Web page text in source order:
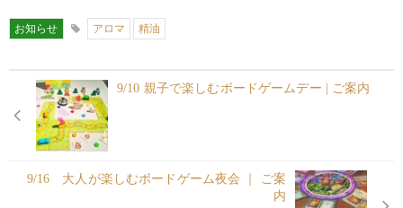
お知らせ アロマ 精油
9/10 親子で楽しむボードゲームデー | ご案内
9/16 大人が楽しむボードゲーム夜会 ｜ ご案
内